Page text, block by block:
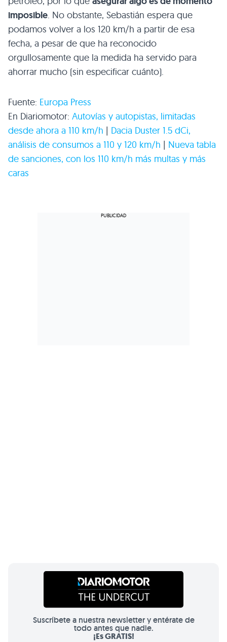
imposible. No obstante, Sebastián espera que
podamos volver a los 120 km/h a partir de esa
fecha, a pesar de que ha reconocido
orgullosamente que la medida ha servido para
ahorrar mucho (sin especificar cuánto).
Fuente: Europa Press
En Diariomotor: Autovías y autopistas, limitadas
desde ahora a 110 km/h | Dacia Duster 1.5 dCi,
análisis de consumos a 110 y 120 km/h | Nueva tabla
de sanciones, con los 110 km/h más multas y más
caras
Suscríbete a nuestra newsletter y entérate de
todo antes que nadie.
¡Es GRATIS!